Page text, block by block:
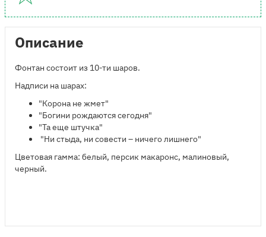
Описание
Фонтан состоит из 10-ти шаров.
Надписи на шарах:
"Корона не жмет"
"Богини рождаются сегодня"
"Та еще штучка"
"Ни стыда, ни совести – ничего лишнего"
Цветовая гамма: белый, персик макаронс, малиновый,
черный.